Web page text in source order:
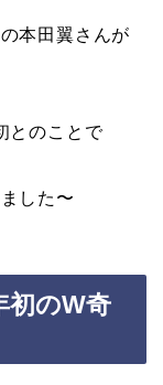
本田翼さんが
とのことで
した〜
初のW奇